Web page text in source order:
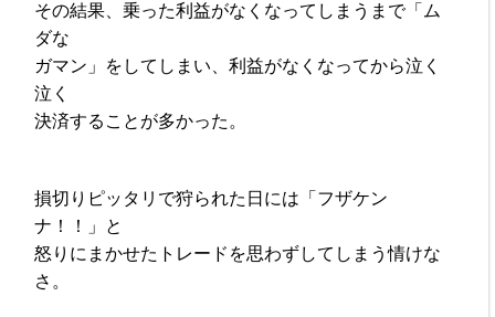
その結果、乗った利益がなくなってしまうまで「ム
ダな
ガマン」をしてしまい、利益がなくなってから泣く
泣く
決済することが多かった。
損切りピッタリで狩られた日には「フザケン
ナ！！」と
怒りにまかせたトレードを思わずしてしまう情けな
さ。